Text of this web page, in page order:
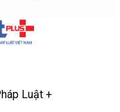
Luật +